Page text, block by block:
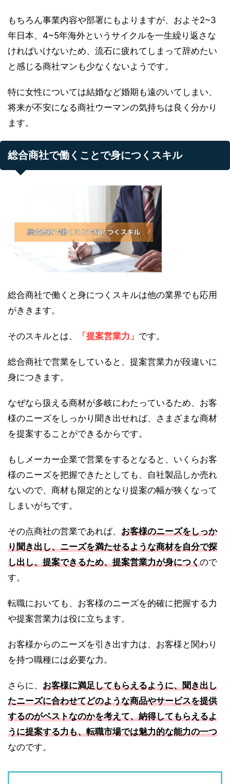
もちろん事業内容や部署にもよりますが、およそ2~3
年日本、4~5年海外というサイクルを一生繰り返さな
ければいけないため、流石に疲れてしまって辞めたい
と感じる商社マンも少なくないようです。
特に女性については結婚など婚期も遠のいてしまい、
将来が不安になる商社ウーマンの気持ちは良く分かり
ます。
総合商社で働くことで身につくスキル
総合商社で働くと身につくスキルは他の業界でも応用
がききます。
そのスキルとは、 「提案営業力」 です。
総合商社で営業をしていると、提案営業力が段違いに
身につきます。
なぜなら扱える商材が多岐にわたっているため、お客
様のニーズをしっかり聞き出せれば、さまざまな商材
を提案することができるからです。
もしメーカー企業で営業をするとなると、いくらお客
様のニーズを把握できたとしても、自社製品しか売れ
ないので、商材も限定的となり提案の幅が狭くなって
しまいがちです。
その点商社の営業であれば、 お客様のニーズをしっか
り聞き出し、ニーズを満たせるような商材を自分で探
し出し、提案できるため、提案営業力が身につくので
す。
転職においても、お客様のニーズを的確に把握する力
や提案営業力は役に立ちます。
お客様からのニーズを引き出す力は、お客様と関わり
を持つ職種には必要な力。
さらに、 お客様に満足してもらえるように、聞き出し
たニーズに合わせてどのような商品やサービスを提供
するのがベストなのかを考えて、納得してもらえるよ
うに提案する力も、転職市場では魅力的な能力の一つ
なのです。